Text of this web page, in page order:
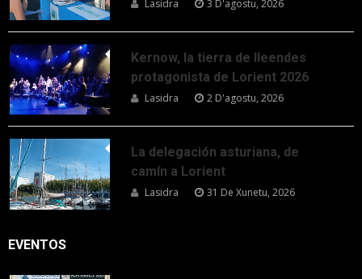
Lasidra 3 D'agostu, 2026
Kernow, la tierra de lleendes
protagonista de Lorient 2026
Lasidra 2 D'agostu, 2026
La delegación asturiana, de
camín a Lorient
Lasidra 31 De Xunetu, 2026
EVENTOS